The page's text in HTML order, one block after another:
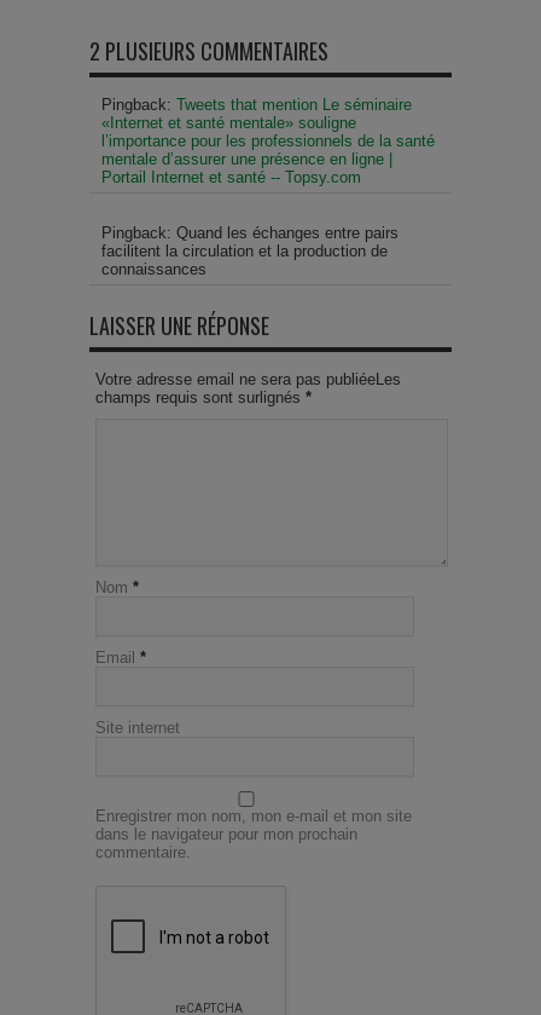
2 PLUSIEURS COMMENTAIRES
Pingback: Tweets that mention Le séminaire
«Internet et santé mentale» souligne
l’importance pour les professionnels de la santé
mentale d’assurer une présence en ligne |
Portail Internet et santé -- Topsy.com
Pingback: Quand les échanges entre pairs
facilitent la circulation et la production de
connaissances
LAISSER UNE RÉPONSE
Votre adresse email ne sera pas publiéeLes
champs requis sont surlignés *
Nom *
Email *
Site internet
Enregistrer mon nom, mon e-mail et mon site
dans le navigateur pour mon prochain
commentaire.